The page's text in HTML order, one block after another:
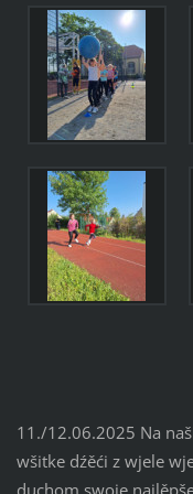
11./12.06.2025 Na
wšitke dźěći z wjele
duchom swoje